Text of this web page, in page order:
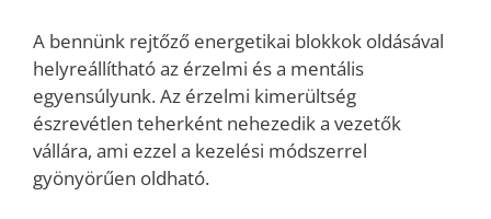
A bennünk rejtőző energetikai blokkok oldásával
helyreállítható az érzelmi és a mentális
egyensúlyunk. Az érzelmi kimerültség
észrevétlen teherként nehezedik a vezetők
vállára, ami ezzel a kezelési módszerrel
gyönyörűen oldható.